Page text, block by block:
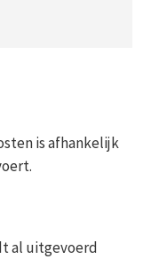
is afhankelijk
al uitgevoerd